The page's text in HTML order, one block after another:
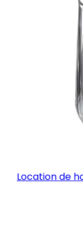
Location de